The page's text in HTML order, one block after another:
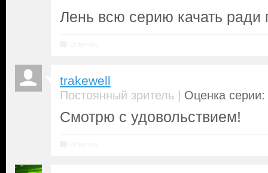
Лень всю серию качать ради
trakewell
Постоянный зритель | Оценка серии:
Смотрю с удовольствием!